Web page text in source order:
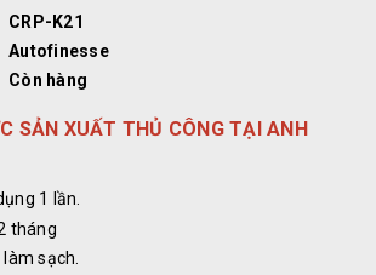
CRP-K21
Autofinesse
Còn hàng
SẢN XUẤT THỦ CÔNG TẠI ANH
1 lần.
tháng
sạch.